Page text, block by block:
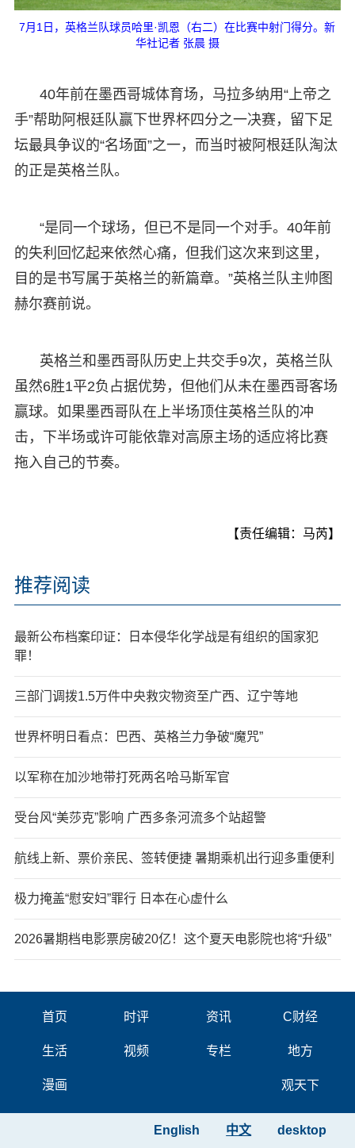
7月1日，英格兰队球员哈里·凯恩（右二）在比赛中射门得分。新
华社记者 张晨 摄
40年前在墨西哥城体育场，马拉多纳用“上帝之
手”帮助阿根廷队赢下世界杯四分之一决赛，留下足
坛最具争议的“名场面”之一，而当时被阿根廷队淘汰
的正是英格兰队。
“是同一个球场，但已不是同一个对手。40年前
的失利回忆起来依然心痛，但我们这次来到这里，
目的是书写属于英格兰的新篇章。”英格兰队主帅图
赫尔赛前说。
英格兰和墨西哥队历史上共交手9次，英格兰队
虽然6胜1平2负占据优势，但他们从未在墨西哥客场
赢球。如果墨西哥队在上半场顶住英格兰队的冲
击，下半场或许可能依靠对高原主场的适应将比赛
拖入自己的节奏。
【责任编辑：马芮】
推荐阅读
最新公布档案印证：日本侵华化学战是有组织的国家犯
罪！
三部门调拨1.5万件中央救灾物资至广西、辽宁等地
世界杯明日看点：巴西、英格兰力争破“魔咒”
以军称在加沙地带打死两名哈马斯军官
受台风“美莎克”影响 广西多条河流多个站超警
航线上新、票价亲民、签转便捷 暑期乘机出行迎多重便利
极力掩盖“慰安妇”罪行 日本在心虚什么
2026暑期档电影票房破20亿！这个夏天电影院也将“升级”
首页 时评 资讯 C财经
生活 视频 专栏 地方
漫画 观天下
desktop
中文
English